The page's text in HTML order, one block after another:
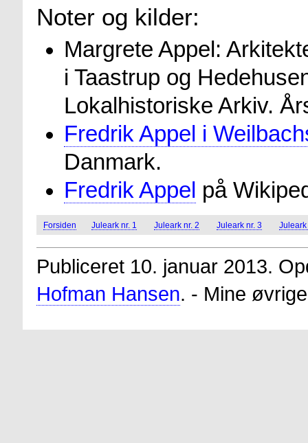
Noter og kilder:
Margrete Appel:
i Taastrup og
Lokalhistoriske Arkiv.
Fredrik Appel i
Danmark.
Fredrik Appel på
Forsiden Juleark nr. 1 Juleark nr. 2 Juleark nr. 3 Juleark
Publiceret 10. januar 2013.
Hofman Hansen. - Mine